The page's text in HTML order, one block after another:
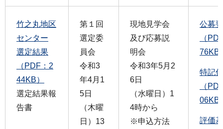
竹之丸地区
センター
選定結果
（PDF：2
44KB）
選定結果報
告書
第１回
選定委
員会
令和3
年4月1
5日
（木曜
日）13
現地見学会
及び応募説
明会
令和3年5月2
6日
（水曜日）1
4時から
※申込方法
公募
（
76KB
特記
（
06KB
評価